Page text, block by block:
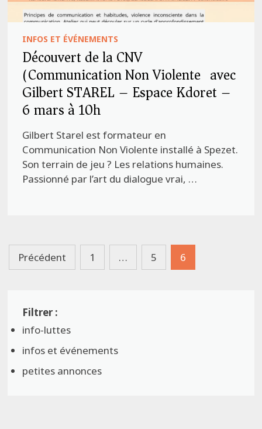
INFOS ET ÉVÉNEMENTS
Découvert de la CNV
(Communication Non Violente) avec
Gilbert STAREL – Espace Kdoret –
6 mars à 10h
Gilbert Starel est formateur en
Communication Non Violente installé à Spezet.
Son terrain de jeu ? Les relations humaines.
Passionné par l’art du dialogue vrai, …
Pagination
des
Précédent 1 … 5 6
info-luttes
infos et événements
petites annonces